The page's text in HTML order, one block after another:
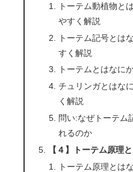
トーテム動植物と
やすく解説
トーテム記号とは
すく解説
トーテムとはなに
チュリンガとはな
く解説
問い:なぜトーテム
れるのか
【４】トーテム原理
トーテム原理とは